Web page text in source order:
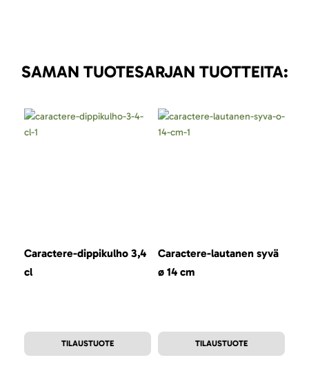
SAMAN TUOTESARJAN TUOTTEITA:
Caractere-dippikulho 3,4
cl
TILAUSTUOTE
Caractere-lautanen syvä
ø 14 cm
TILAUSTUOTE